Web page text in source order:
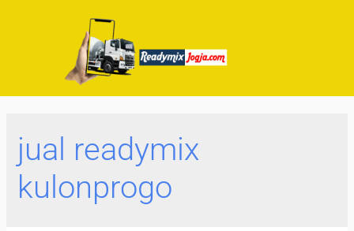
jual readymix
kulonprogo